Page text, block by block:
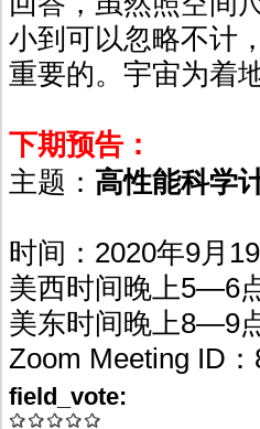
小到可以忽略不计
重要的。宇宙为着
下期预告：
主题： 高性能科学
时间：2020年9月
美西时间晚上5—6
美东时间晚上8—9
Zoom Meeting ID
field_vote: